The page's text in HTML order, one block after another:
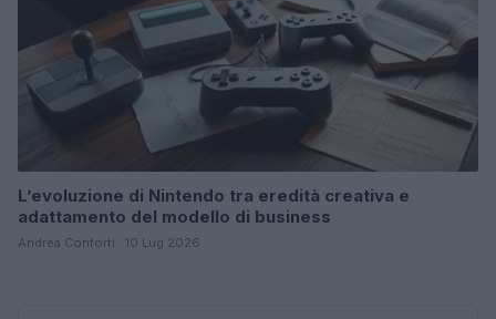
L’evoluzione di Nintendo tra eredità creativa e
adattamento del modello di business
Andrea Conforti · 10 Lug 2026